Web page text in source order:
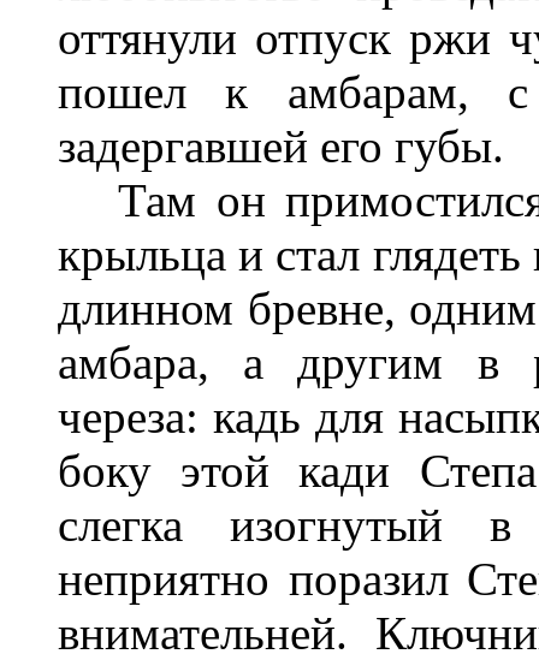
оттянули отпуск ржи
пошел к амбарам, с
задергавшей его губы.
Там он
крыльца и стал
длинном бревне,
амбара, а другим в
череза: кадь для
боку этой кади
слегка изогнутый
неприятно поразил
внимательней.